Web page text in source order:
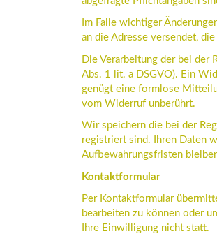
Im Falle wichtiger
an die Adresse versendet,
Die Verarbeitung der bei der
Abs. 1 lit. a DSGVO). Ein
genügt eine formlose
vom Widerruf unberührt.
Wir speichern die bei der
registriert sind. Ihren Daten
Aufbewahrungsfristen
Kontaktformular
Per Kontaktformular
bearbeiten zu können oder
Ihre Einwilligung nicht statt.